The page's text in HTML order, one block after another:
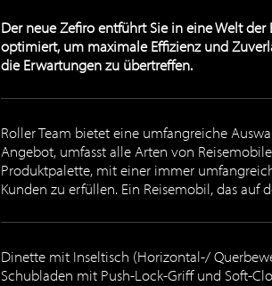
Der neue Zefiro entführt Sie in eine Welt
optimiert, um maximale Effizienz und
die Erwartungen zu übertreffen.
Roller Team bietet eine umfangreiche
Angebot, umfasst alle Arten von
Produktpalette, mit einer immer
Kunden zu erfüllen. Ein Reisemobil, das auf
Dinette mit Inseltisch (Horizontal-/
Schubladen mit Push-Lock-Griff und Soft-